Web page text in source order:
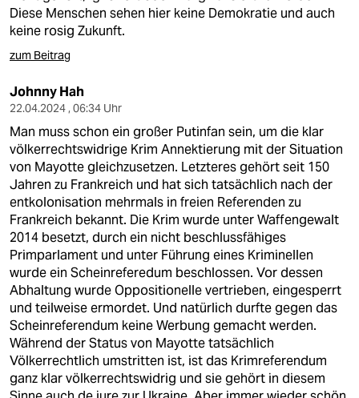
Diese Menschen sehen hier keine Demokratie und auch
keine rosig Zukunft.
zum Beitrag
Johnny Hah
22.04.2024 , 06:34 Uhr
Man muss schon ein großer Putinfan sein, um die klar
völkerrechtswidrige Krim Annektierung mit der Situation
von Mayotte gleichzusetzen. Letzteres gehört seit 150
Jahren zu Frankreich und hat sich tatsächlich nach der
entkolonisation mehrmals in freien Referenden zu
Frankreich bekannt. Die Krim wurde unter Waffengewalt
2014 besetzt, durch ein nicht beschlussfähiges
Primparlament und unter Führung eines Kriminellen
wurde ein Scheinreferedum beschlossen. Vor dessen
Abhaltung wurde Oppositionelle vertrieben, eingesperrt
und teilweise ermordet. Und natürlich durfte gegen das
Scheinreferendum keine Werbung gemacht werden.
Während der Status von Mayotte tatsächlich
Völkerrechtlich umstritten ist, ist das Krimreferendum
ganz klar völkerrechtswidrig und sie gehört in diesem